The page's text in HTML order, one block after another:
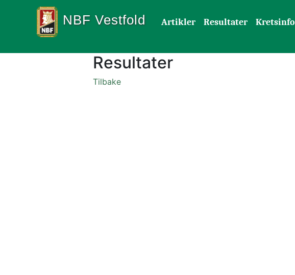
NBF Vestfold Artikler Resultater Kretsinfo
Resultater
Tilbake